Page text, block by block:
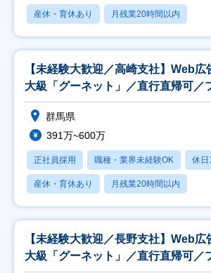
産休・育休あり 月残業20時間以内
【未経験大歓迎／高崎支社】Web
大級「グーネット」／直行直帰可／
群馬県
391万~600万
正社員採用 職種・業界未経験OK 休日
産休・育休あり 月残業20時間以内
【未経験大歓迎／長野支社】Web
大級「グーネット」／直行直帰可／